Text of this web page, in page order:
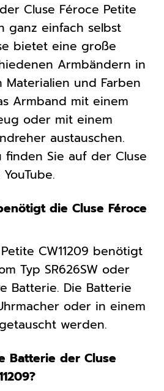
Cluse Féroce Petite
ganz einfach selbst
bietet eine große
Armbändern in
und Farben
Armband mit einem
oder mit einem
austauschen.
Sie auf der Cluse
die Cluse Féroce
CW11209 benötigt
Typ SR626SW oder
Batterie. Die Batterie
oder in einem
werden.
Batterie der Cluse